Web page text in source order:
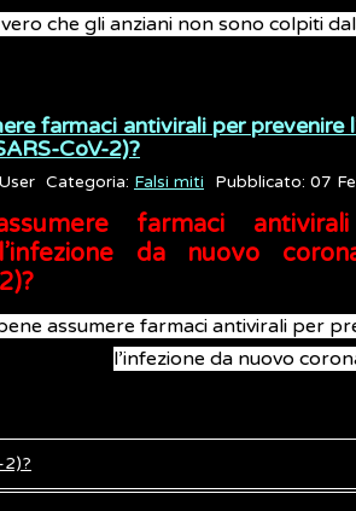
che gli anziani non sono colpiti
farmaci antivirali per prevenire
CoV-2)?
Categoria: Falsi miti Pubblicato: 07
farmaci
da nuovo
assumere farmaci antivirali per
l’infezione da nuovo
2)?